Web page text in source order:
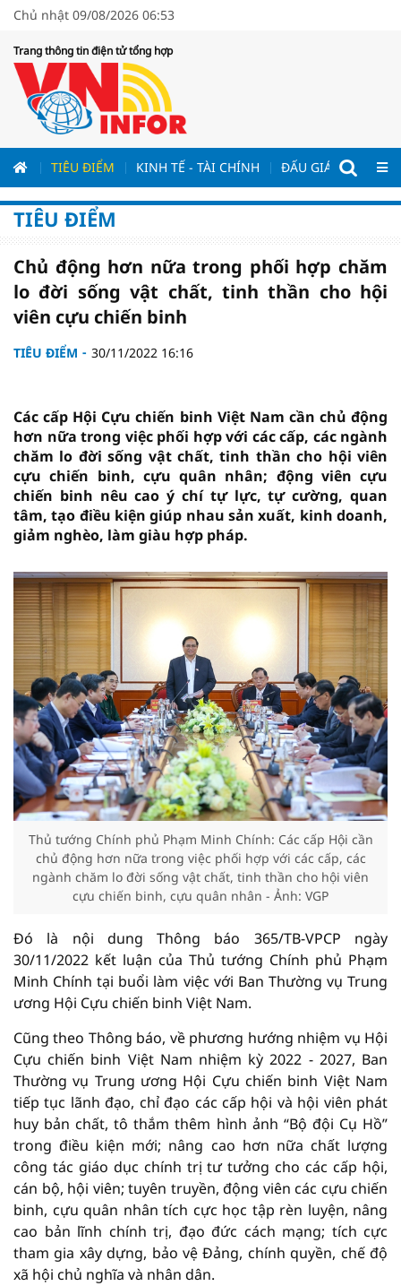
Chủ nhật 09/08/2026 06:53
Trang thông tin điện tử tổng hợp
TIÊU ĐIỂM KINH TẾ - TÀI CHÍNH ĐẤU GIÁ - ĐẤU
TIÊU ĐIỂM
Chủ động hơn nữa trong phối hợp chăm
lo đời sống vật chất, tinh thần cho hội
viên cựu chiến binh
TIÊU ĐIỂM 30/11/2022 16:16
Các cấp Hội Cựu chiến binh Việt Nam cần chủ động
hơn nữa trong việc phối hợp với các cấp, các ngành
chăm lo đời sống vật chất, tinh thần cho hội viên
cựu chiến binh, cựu quân nhân; động viên cựu
chiến binh nêu cao ý chí tự lực, tự cường, quan
tâm, tạo điều kiện giúp nhau sản xuất, kinh doanh,
giảm nghèo, làm giàu hợp pháp.
Thủ tướng Chính phủ Phạm Minh Chính: Các cấp Hội cần
chủ động hơn nữa trong việc phối hợp với các cấp, các
ngành chăm lo đời sống vật chất, tinh thần cho hội viên
cựu chiến binh, cựu quân nhân - Ảnh: VGP
Đó là nội dung Thông báo 365/TB-VPCP ngày
30/11/2022 kết luận của Thủ tướng Chính phủ Phạm
Minh Chính tại buổi làm việc với Ban Thường vụ Trung
ương Hội Cựu chiến binh Việt Nam.
Cũng theo Thông báo, về phương hướng nhiệm vụ Hội
Cựu chiến binh Việt Nam nhiệm kỳ 2022 - 2027, Ban
Thường vụ Trung ương Hội Cựu chiến binh Việt Nam
tiếp tục lãnh đạo, chỉ đạo các cấp hội và hội viên phát
huy bản chất, tô thắm thêm hình ảnh “Bộ đội Cụ Hồ”
trong điều kiện mới; nâng cao hơn nữa chất lượng
công tác giáo dục chính trị tư tưởng cho các cấp hội,
cán bộ, hội viên; tuyên truyền, động viên các cựu chiến
binh, cựu quân nhân tích cực học tập rèn luyện, nâng
cao bản lĩnh chính trị, đạo đức cách mạng; tích cực
tham gia xây dựng, bảo vệ Đảng, chính quyền, chế độ
xã hội chủ nghĩa và nhân dân.